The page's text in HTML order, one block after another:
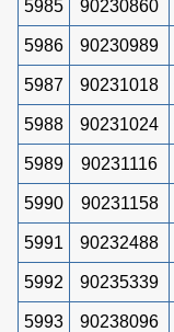
5985 90230860
5986 90230989
5987 90231018
5988 90231024
5989 90231116
5990 90231158
5991 90232488
5992 90235339
5993 90238096